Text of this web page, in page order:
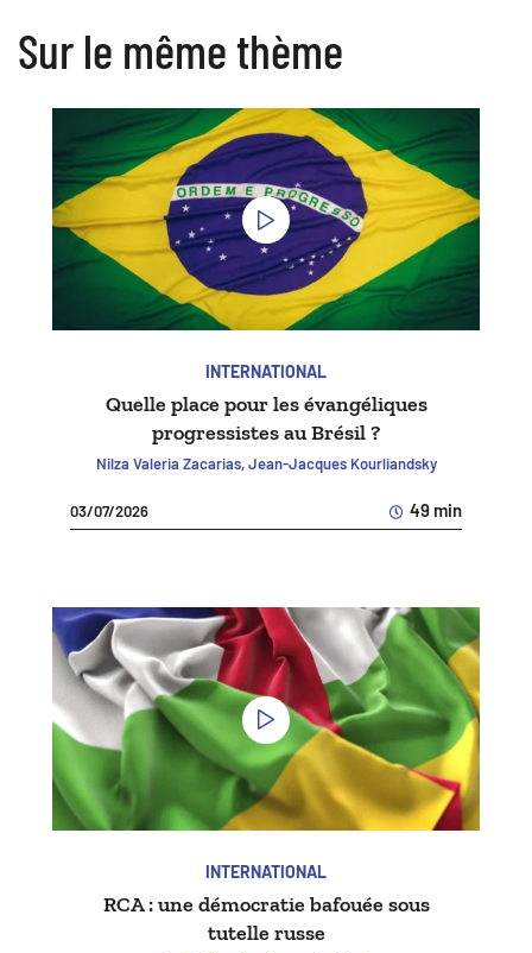
Sur le même thème
INTERNATIONAL
Quelle place pour les évangéliques
progressistes au Brésil ?
Nilza Valeria Zacarias, Jean-Jacques Kourliandsky
03/07/2026 49 min
INTERNATIONAL
RCA : une démocratie bafouée sous
tutelle russe